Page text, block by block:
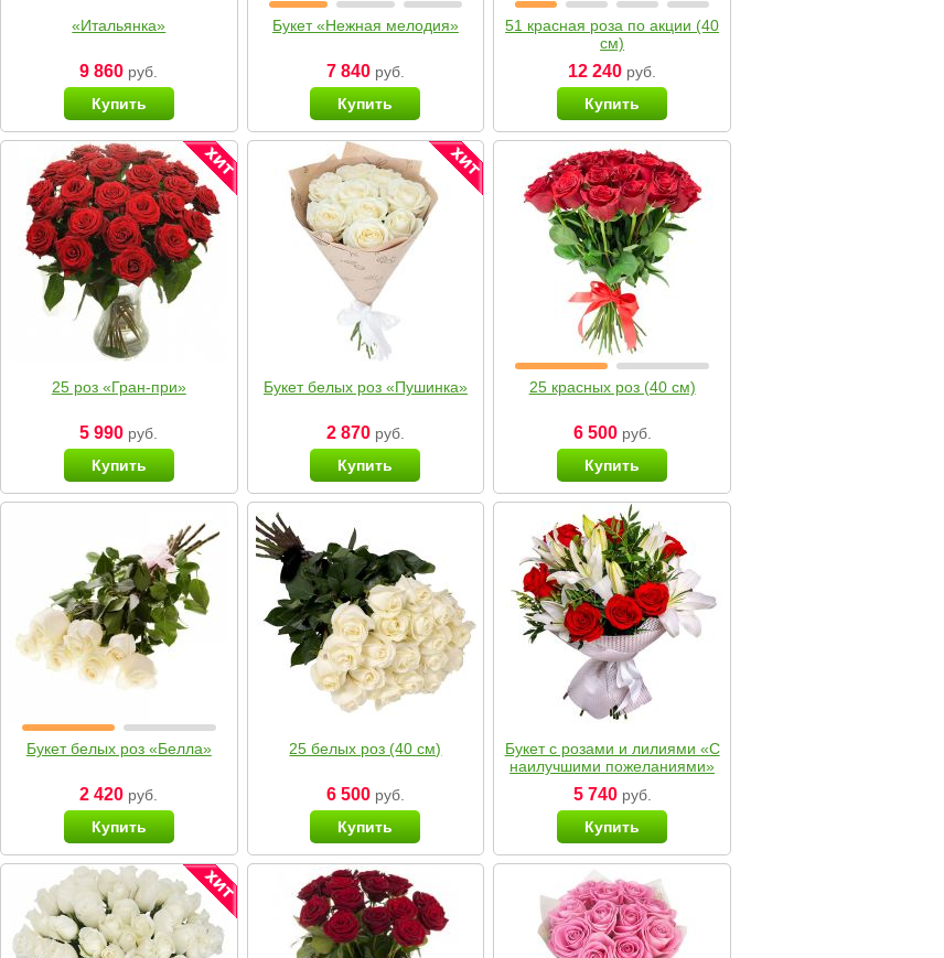
«Итальянка»
9 860 руб.
Купить
Букет «Нежная мелодия»
7 840руб.
Купить
51 красная роза по акции (40
см)
12 240 руб.
Купить
25 роз «Гран-при»
5 990 руб.
Купить
Букет белых роз «Пушинка»
2 870руб.
Купить
25 красных роз (40 см)
6 500руб.
Купить
Букет белых роз «Белла»
2 420 руб.
Купить
25 белых роз (40 см)
6 500руб.
Купить
Букет с розами и лилиями «С
наилучшими пожеланиями»
5 740руб.
Купить